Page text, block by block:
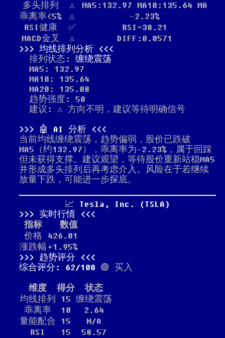
多头排列
⚠️
MA5:132.97 MA10:135.64 MA
乖离率<5%
⚠️
-2.23%
RSI健康
✅
RSI=38.21
MACD金叉
⚠️
DIFF:0.0571
均线排列分析
排列状态: 缠绕震荡
MA5: 132.97
MA10: 135.64
MA20: 135.08
趋势强度: 50
建议: ⚠️ 方向不明，建议等待明确信号
🤖 AI 分析
当前均线缠绕震荡，趋势偏弱，股价已跌破
MA5（约132.97），乖离率为-2.23%，属于回踩
但未获得支撑。建议观望，等待股价重新站稳MA5
并形成多头排列后再考虑介入。风险在于若继续
放量下跌，可能进一步探底。
📈 Tesla, Inc. (TSLA)
实时行情
指标
数值
价格
426.01
涨跌幅 +1.95%
趋势评分
综合评分: 62/100 🟢 买入
维度 得分
状态
均线排列
15 缠绕震荡
乖离率
10
2.64
量能配合 15
N/A
RSI
15
58.57